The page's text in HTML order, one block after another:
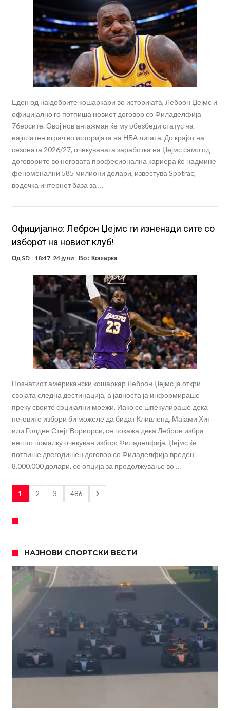
Еден од најдобрите кошаркари во историјата, Леброн Џејмс и
официјално го потпиша новиот договор со Филаделфија
76ерсите. Овој нов ангажман ќе му обезбеди статус на
најплатен играч во историјата на НБА лигата. До крајот на
сезоната 2026/27, очекуваната заработка на Џејмс само од
договорите во неговата професионална кариера ќе надмине
феноменални 585 милиони долари, известува Spotrac,
водечка интернет база за …
Oфицијално: Леброн Џејмс ги изненади сите со
изборот на новиот клуб!
Од SD 18:47, 24 јули Во : Кошарка
Познатиот американски кошаркар Леброн Џејмс ја откри
својата следна дестинација, а јавноста ја информираше
преку своите социјални мрежи. Иако се шпекулираше дека
неговите избори би можеле да бидат Кливленд, Мајами Хит
или Голден Стејт Вориорси, се покажа дека Леброн избра
нешто помалку очекуван избор: Филаделфија. Џејмс ќе
потпише двегодишен договор со Филаделфија вреден
8.000.000 долари, со опција за продолжување во …
1 2 3 486
НАЈНОВИ СПОРТСКИ ВЕСТИ